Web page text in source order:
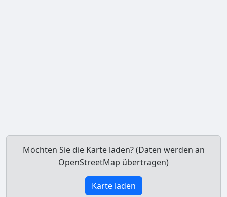
Möchten Sie die Karte laden? (Daten werden an
OpenStreetMap übertragen)
Karte laden